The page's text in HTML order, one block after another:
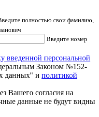
полностью свои фамилию,
Введите номер
введенной персональной
Законом №152-
данных" и политикой
Вашего согласия на
данные не будут видны